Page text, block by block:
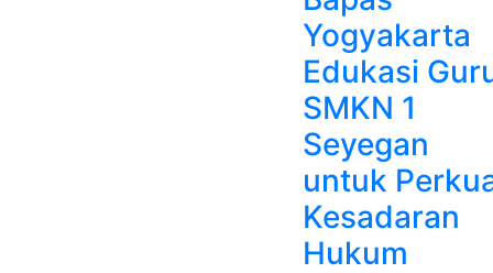
Yogyakarta
Edukasi
SMKN 1
Seyegan
untuk
Kesadaran
Hukum